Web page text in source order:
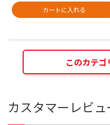
カートに入れる
このカテ
カスタマーレビュ